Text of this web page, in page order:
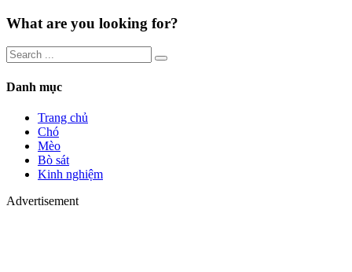
What are you looking for?
Danh mục
Trang chủ
Chó
Mèo
Bò sát
Kinh nghiệm
Advertisement